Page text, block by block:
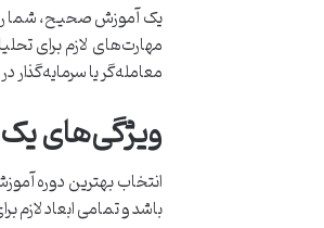
یک آموزش صحیح، شما را
مهارت‌های لازم برای
معامله‌گر یا سرمایه‌گذار
ویژگی‌های یک
انتخاب بهترین دوره
باشد و تمامی ابعاد لازم